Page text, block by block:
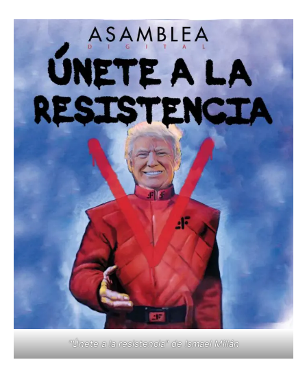
"Únete a la resistencia" de Ismael Millán